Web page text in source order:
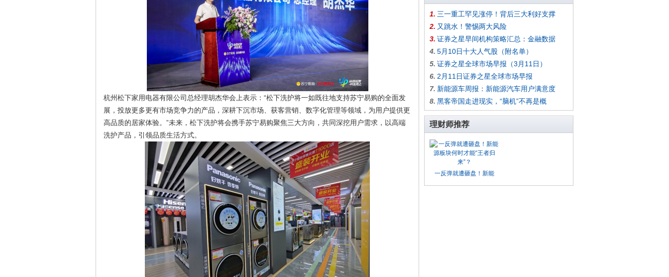
杭州松下家用电器有限公司总经理胡杰华会上表示：“松下洗护将一如既往地支持苏宁易购的全面发
展，投放更多更有市场竞争力的产品，深耕下沉市场、获客营销、数字化管理等领域，为用户提供更
高品质的居家体验。”未来，松下洗护将会携手苏宁易购聚焦三大方向，共同深挖用户需求，以高端
洗护产品，引领品质生活方式。
1. 三一重工罕见涨停！背后三大利好支撑
2. 又跳水！警惕两大风险
3. 证券之星早间机构策略汇总：金融数据
4. 5月10日十大人气股（附名单）
5. 证券之星全球市场早报（3月11日）
6. 2月11日证券之星全球市场早报
7. 新能源车周报：新能源汽车用户满意度
8. 黑客帝国走进现实，“脑机”不再是概
理财师推荐
一反弹就遭砸盘！新能